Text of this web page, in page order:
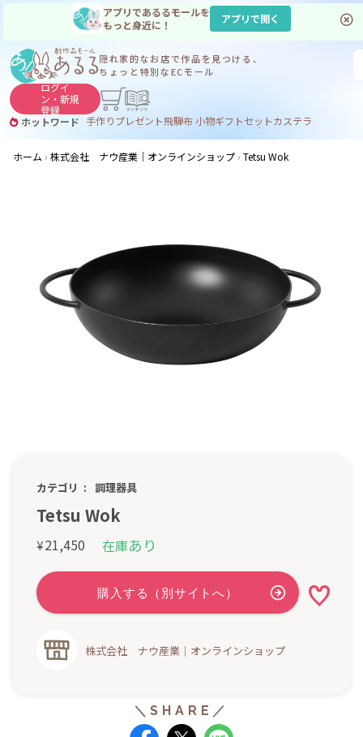
アプリであるるモールを
もっと身近に！
アプリで開く
隠れ家的なお店で作品を見つける、
ちょっと特別なECモール
ログイ
ン・新規
登録
ホットワード 手作りプレゼント飛騨布 小物ギフトセットカステラ
サヌカイト コーヒー
ジンギスカン
ホーム
株式会社 ナウ産業｜オンラインショップ Tetsu Wok
カテゴリ 調理器具
Tetsu Wok
¥21,450 在庫あり
株式会社 ナウ産業｜オンラインショップ